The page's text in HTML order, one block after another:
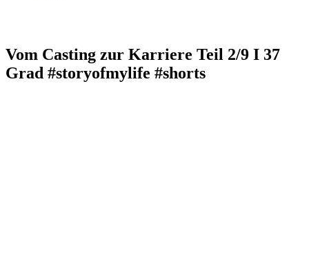
Vom Casting zur Karriere Teil 2/9 I 37
Grad #storyofmylife #shorts